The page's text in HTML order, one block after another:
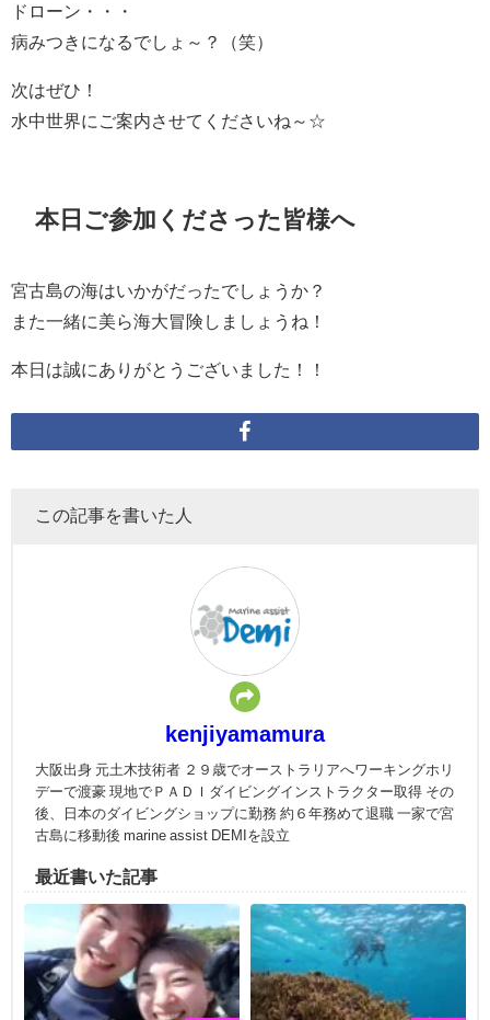
ドローン・・・
病みつきになるでしょ～？（笑）
次はぜひ！
水中世界にご案内させてくださいね～☆
本日ご参加くださった皆様へ
宮古島の海はいかがだったでしょうか？
また一緒に美ら海大冒険しましょうね！
本日は誠にありがとうございました！！
この記事を書いた人
kenjiyamamura
大阪出身 元土木技術者 ２９歳でオーストラリアへワーキングホリ
デーで渡豪 現地でＰＡＤＩダイビングインストラクター取得 その
後、日本のダイビングショップに勤務 約６年務めて退職 一家で宮
古島に移動後 marine assist DEMIを設立
最近書いた記事